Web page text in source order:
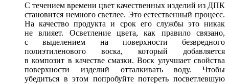
С течением времени цвет качественных изделий из ДПК
становится немного светлее. Это естественный процесс.
На качество продукта и срок его службы это никак
не влияет. Осветление цвета, как правило связано,
с выделением на поверхности безвредного
полиэтиленового воска, который добавляется
в композит в качестве смазки. Воск улучшает свойства
поверхности изделий отталкивать воду. Чтобы
убедиться в этом попробуйте потереть посветлевшую